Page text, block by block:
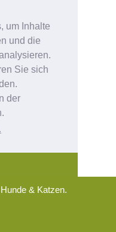
um Inhalte
und die
Sie sich
der
& Katzen.